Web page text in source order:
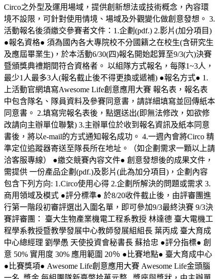
Circo之外型及運用場域，提供創新想法或技術概念，內容環
境不設限，可針對使用情境、場域及外觀變化做創意發想。 3.
活動報名後須繳交參賽者文件：1.企劃(pdf.) 2.影片(加分項目)
●報名資格● 須為國內各大專院校不分國籍之在校生(含研究生
及應屆畢業生)，於本活動6/30(四)報名開始起算至9/3(六)決賽
暨頒獎典禮期間符合資格者。 以組隊方式報名，每隊1~3人，
最少1人最多3人(報名截止後不得更換或遞補) ●報名方式● 1.
上活動官網填寫Awesome Life創意應用大賽 報名表，報名表
中包含隊名、隊員資料及參賽同意書，請詳細填寫並回傳紙本
同意書。 2.填寫完報名表後，點選送出(即無法修改，如欲修
改請向主辦單位聯繫) 3.主辦單位於收到報名資訊及紙本同意
書後，將以e-mail的方式通知報名成功。 4.一週內會將Circo 精
準定位追蹤器寄送至隊長所在地址。（如企劃需求一顆以上請
洽客服專線） ●繳交競賽內容文件● 創意發想後的成果文件，
需提供 一份產品企劃(pdf.)及影片(此為加分項目)，企劃內容
包含下列方向: 1.Circo使用心得 2.企劃所解決的問題或需求 3.
商用領域及模式 ●評分標準● 於8/20收件截止後，由評審團進
行第一階段初審評選出入圍名單，即可參加9/3最終決賽 9/3決
賽評審團： 臺大生物產業機電工程系教授 林達德 臺大電機工
程學系教授暨教學發展中心教師發展組組長 葉丙成 臺大育成
中心總經理 劉學愚 天使投資會秘書長 蘇拾忠 ●評分指標● 創
意 50% 實用度 30% 應用範圍 20％ ●比賽地點● 臺大育成中心
●比賽獎項● Awesome Life創意應用大賽 Awesome Life金頭腦